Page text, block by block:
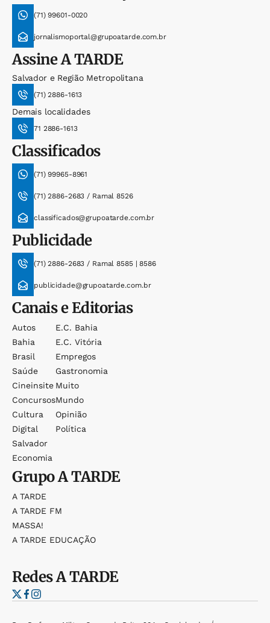
(71) 99601-0020
jornalismoportal@grupoatarde.com.br
AssineA TARDE
Salvador e Região Metropolitana
(71) 2886-1613
Demais localidades
71 2886-1613
Classificados
(71) 99965-8961
(71) 2886-2683 / Ramal 8526
classificados@grupoatarde.com.br
Publicidade
(71) 2886-2683 / Ramal 8585 | 8586
publicidade@grupoatarde.com.br
Canais e Editorias
Autos
Bahia
Brasil
Saúde
Cineinsite
Concursos
Cultura
Digital
Salvador
Economia
E.c. Bahia
E.c. Vitória
Empregos
Gastronomia
Muito
Mundo
Opinião
Política
GrupoA TARDE
A TARDE
A TARDE FM
MASSA!
A TARDE EDUCAÇÃO
RedesA TARDE